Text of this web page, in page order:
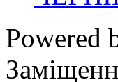
Powered